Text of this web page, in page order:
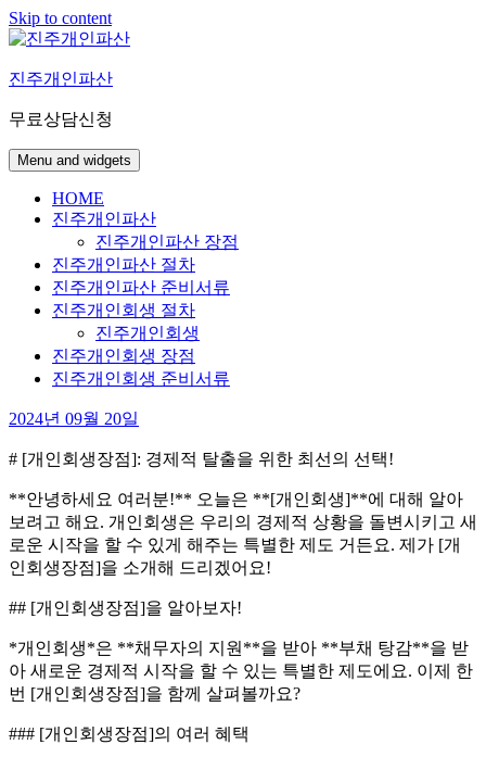
Skip to content
진주개인파산
무료상담신청
Menu and widgets
HOME
진주개인파산
진주개인파산 장점
진주개인파산 절차
진주개인파산 준비서류
진주개인회생 절차
진주개인회생
진주개인회생 장점
진주개인회생 준비서류
2024년 09월 20일
# [개인회생장점]: 경제적 탈출을 위한 최선의 선택!
**안녕하세요 여러분!** 오늘은 **[개인회생]**에 대해 알아
보려고 해요. 개인회생은 우리의 경제적 상황을 돌변시키고 새
로운 시작을 할 수 있게 해주는 특별한 제도 거든요. 제가 [개
인회생장점]을 소개해 드리겠어요!
## [개인회생장점]을 알아보자!
*개인회생*은 **채무자의 지원**을 받아 **부채 탕감**을 받
아 새로운 경제적 시작을 할 수 있는 특별한 제도에요. 이제 한
번 [개인회생장점]을 함께 살펴볼까요?
### [개인회생장점]의 여러 혜택